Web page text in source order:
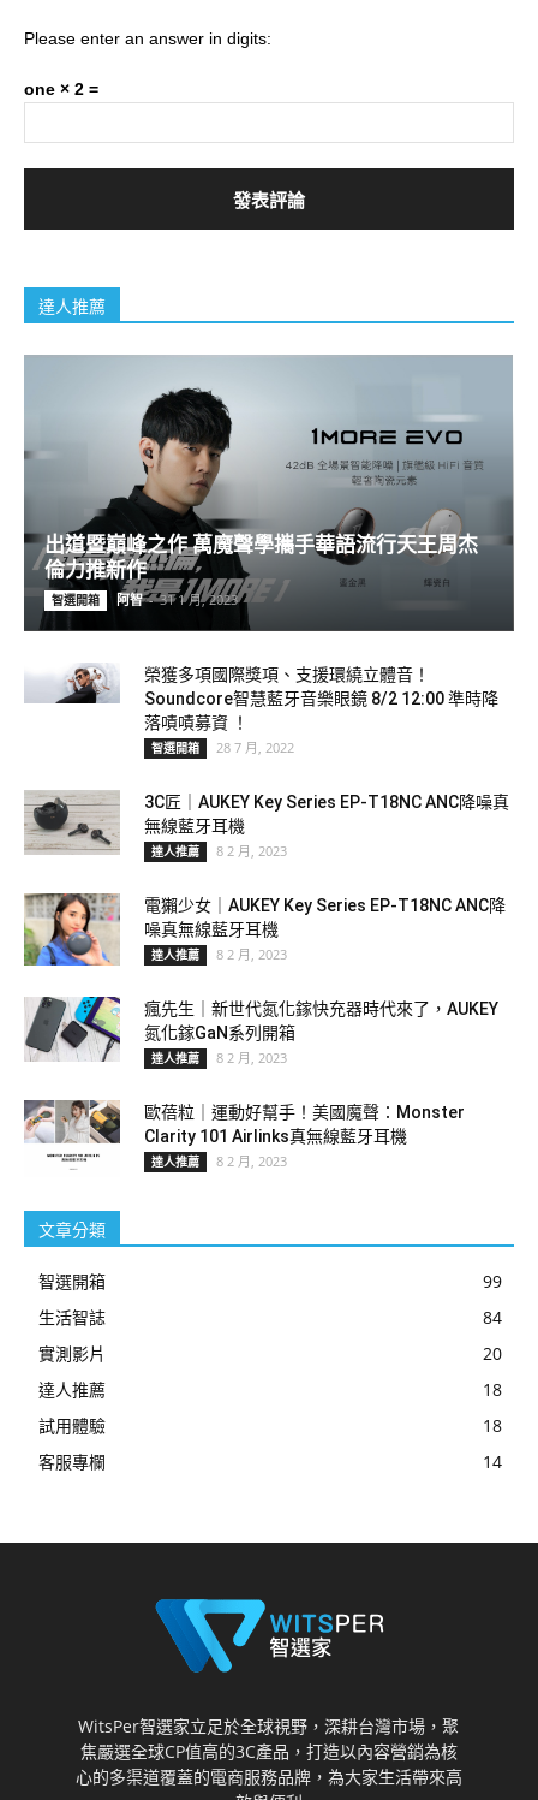
Please enter an answer in digits:
one × 2 =
達人推薦
出道暨巔峰之作 萬魔聲學攜手華語流行天王周杰
倫力推新作
智選開箱 阿智 - 31 1 月, 2023
榮獲多項國際獎項、支援環繞立體音！
Soundcore智慧藍牙音樂眼鏡 8/2 12:00 準時降
落嘖嘖募資 ！
智選開箱 28 7 月, 2022
3C匠｜AUKEY Key Series EP-T18NC ANC降噪真
無線藍牙耳機
達人推薦 8 2 月, 2023
電獺少女｜AUKEY Key Series EP-T18NC ANC降
噪真無線藍牙耳機
達人推薦 8 2 月, 2023
瘋先生｜新世代氮化鎵快充器時代來了，AUKEY
氮化鎵GaN系列開箱
達人推薦 8 2 月, 2023
歐蓓粒｜運動好幫手！美國魔聲：Monster
Clarity 101 Airlinks真無線藍牙耳機
達人推薦 8 2 月, 2023
文章分類
智選開箱
99
生活智誌
84
實測影片
20
達人推薦
18
試用體驗
18
客服專欄
14
WitsPer智選家立足於全球視野，深耕台灣市場，聚
焦嚴選全球CP值高的3C產品，打造以內容營銷為核
心的多渠道覆蓋的電商服務品牌，為大家生活帶來高